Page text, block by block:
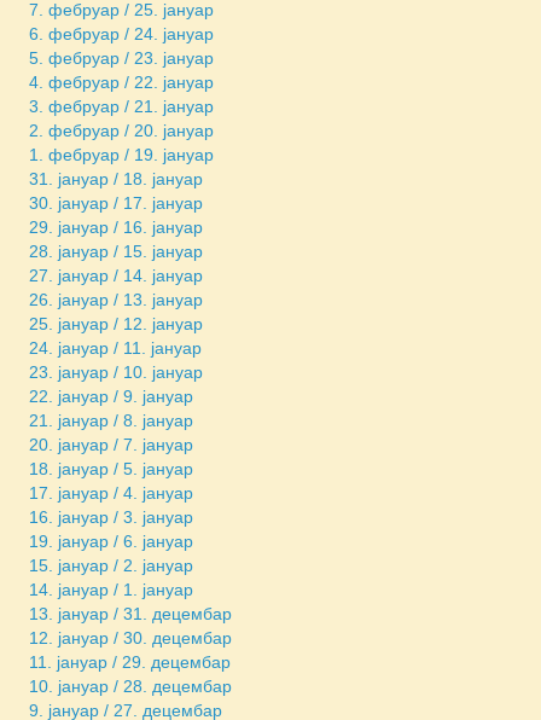
7. фебруар / 25. јануар
6. фебруар / 24. јануар
5. фебруар / 23. јануар
4. фебруар / 22. јануар
3. фебруар / 21. јануар
2. фебруар / 20. јануар
1. фебруар / 19. јануар
31. јануар / 18. јануар
30. јануар / 17. јануар
29. јануар / 16. јануар
28. јануар / 15. јануар
27. јануар / 14. јануар
26. јануар / 13. јануар
25. јануар / 12. јануар
24. јануар / 11. јануар
23. јануар / 10. јануар
22. јануар / 9. јануар
21. јануар / 8. јануар
20. јануар / 7. јануар
18. јануар / 5. јануар
17. јануар / 4. јануар
16. јануар / 3. јануар
19. јануар / 6. јануар
15. јануар / 2. јануар
14. јануар / 1. јануар
13. јануар / 31. децембар
12. јануар / 30. децембар
11. јануар / 29. децембар
10. јануар / 28. децембар
9. јануар / 27. децембар